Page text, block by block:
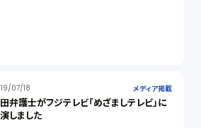
07/18 メディア掲載
弁護士がフジテレビ「めざましテレビ」に
しました